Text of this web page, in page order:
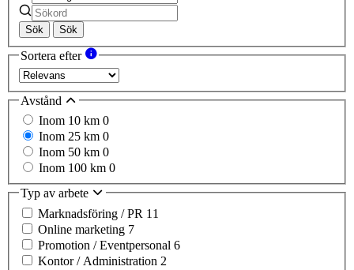
Sök Sök
Sortera efter
Avstånd
Inom 10 km 0
Inom 25 km 0
Inom 50 km 0
Inom 100 km 0
Typ av arbete
Marknadsföring / PR 11
Online marketing 7
Promotion / Eventpersonal 6
Kontor / Administration 2